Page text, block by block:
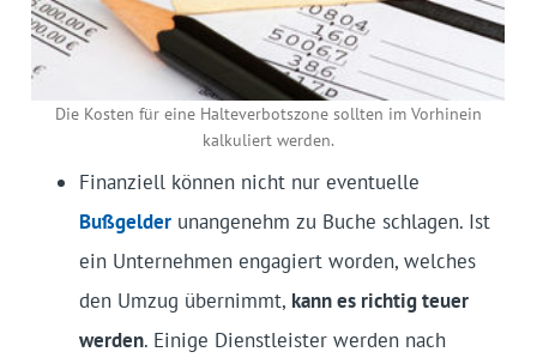
Die Kosten für eine Halteverbotszone sollten im Vorhinein
kalkuliert werden.
Finanziell können nicht nur eventuelle
Bußgelderunangenehm zu Buche schlagen. Ist
ein Unternehmen engagiert worden, welches
den Umzug übernimmt, kann es richtig teuer
werden. Einige Dienstleister werden nach